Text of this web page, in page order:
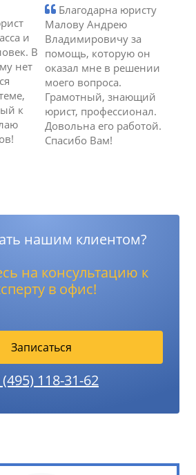
и
В
нет
к
Благодарна юристу
Малову Андрею
Владимировичу за
помощь, которую он
оказал мне в решении
моего вопроса.
Грамотный, знающий
юрист, профессионал.
Довольна его работой.
Спасибо Вам!
нашим клиентом?
на консультацию к
в офис!
Записаться
(495) 118-31-62